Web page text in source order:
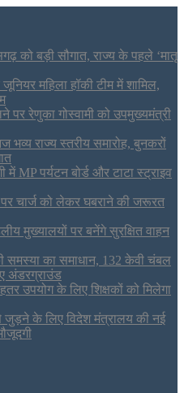
को बड़ी सौगात, राज्य के पहले ‘मातृ
महिला हॉकी टीम में शामिल,
पर रेणुका गोस्वामी को उपमुख्यमंत्री
भव्य राज्य स्तरीय समारोह, बुनकरों
में MP पर्यटन बोर्ड और टाटा स्ट्राइव
चार्ज को लेकर घबराने की जरूरत
मुख्यालयों पर बनेंगे सुरक्षित वाहन
समस्या का समाधान, 132 केवी चंबल
अंडरग्राउंड
उपयोग के लिए शिक्षकों को मिलेगा
के लिए विदेश मंत्रालय की नई